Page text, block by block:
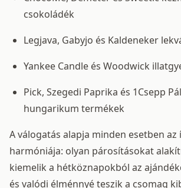
csokoládék
Legjava, Gabyjo és Kaldeneker
Yankee Candle és Woodwick
Pick, Szegedi Paprika és 1Csepp
hungarikum termékek
A válogatás alapja minden esetben az
harmóniája: olyan párosításokat
kiemelik a hétköznapokból az
és valódi élménnyé teszik a csomag